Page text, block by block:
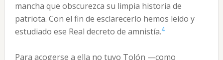
mancha que obscurezca su limpia historia de
patriota. Con el fin de esclarecerlo hemos leído y
estudiado ese Real decreto de amnistía.4
Para acogerse a ella no tuvo Tolón —como